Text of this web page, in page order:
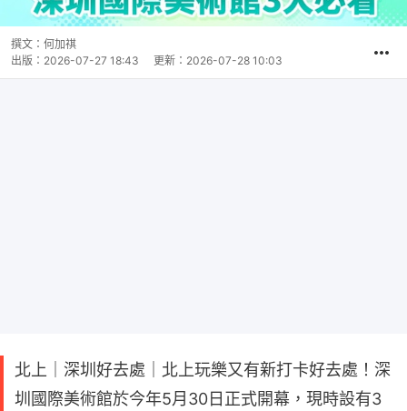
撰文： 何加祺
出版： 2026-07-27 18:43 更新： 2026-07-28 10:03
北上｜深圳好去處｜北上玩樂又有新打卡好去處！深
圳國際美術館於今年5月30日正式開幕，現時設有3